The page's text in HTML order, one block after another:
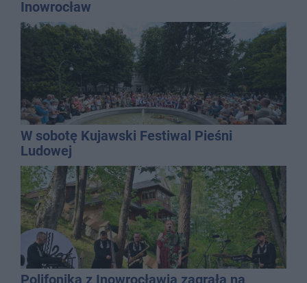
Inowrocław
W sobotę Kujawski Festiwal Pieśni
Ludowej
Polifonika z Inowrocławia zagrała na